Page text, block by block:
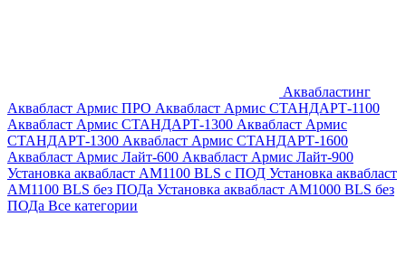
Аквабластинг
Аквабласт Армис ПРО Аквабласт Армис СТАНДАРТ-1100
Аквабласт Армис СТАНДАРТ-1300 Аквабласт Армис
СТАНДАРТ-1300 Аквабласт Армис СТАНДАРТ-1600
Аквабласт Армис Лайт-600 Аквабласт Армис Лайт-900
Установка аквабласт AM1100 BLS с ПОД Установка аквабласт
AM1100 BLS без ПОДа Установка аквабласт AM1000 BLS без
ПОДа Все категории